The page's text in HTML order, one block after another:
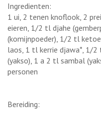
Ingredienten:
1 ui, 2 tenen knoflook, 2
eieren, 1/2 tl djahe
(komijnpoeder), 1/2 tl
laos, 1 tl kerrie djawa*, 1/
(yakso), 1 a 2 tl sambal
personen
Bereiding: